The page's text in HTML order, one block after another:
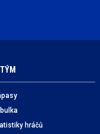
hráčů